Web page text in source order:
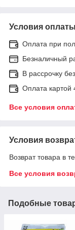
Условия оплаты
Оплата при
Безналичный
В рассрочку
Оплата картой
Все условия
Условия
Возврат товара в
Все условия
Подобные